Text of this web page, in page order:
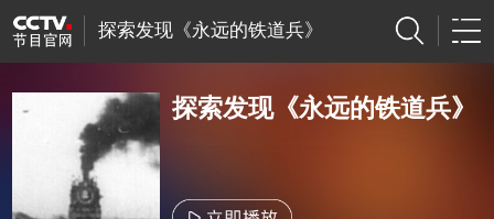
探索发现《永远的铁道兵》
探索发现《永远的铁道兵》